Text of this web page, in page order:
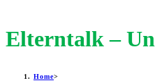
Elterntalk –
Home>